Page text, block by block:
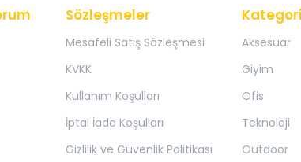
Sözleşmeler
Mesafeli Satış Sözleşmesi
KVKK
Kullanım Koşulları
İptal İade Koşulları
Gizlilik ve Güvenlik Politikası
Aksesuar
Giyim
Ofis
Teknoloji
Outdoor